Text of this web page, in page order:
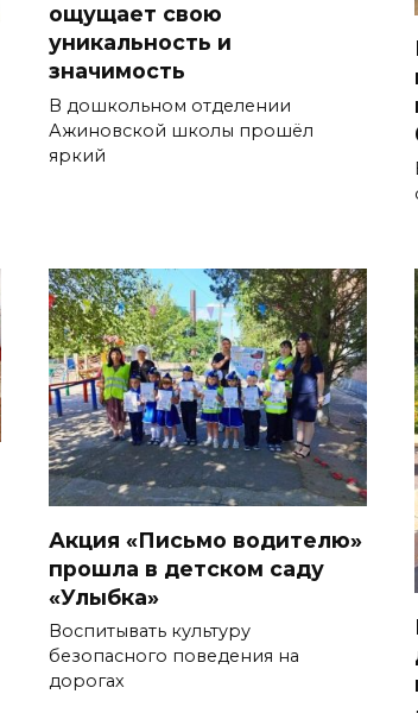
ощущает свою
уникальность и
значимость
В дошкольном отделении
Ажиновской школы прошёл
яркий
Акция «Письмо водителю»
прошла в детском саду
«Улыбка»
Воспитывать культуру
безопасного поведения на
дорогах